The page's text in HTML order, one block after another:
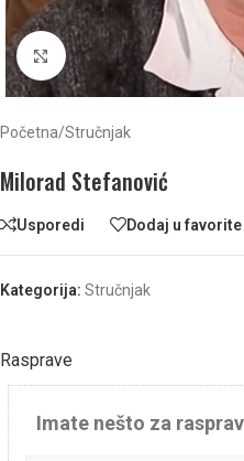
Click to enlarge
Početna/Stručnjak
Milorad Stefanović
Usporedi Dodaj u favorite
Kategorija: Stručnjak
Rasprave
Imate nešto za